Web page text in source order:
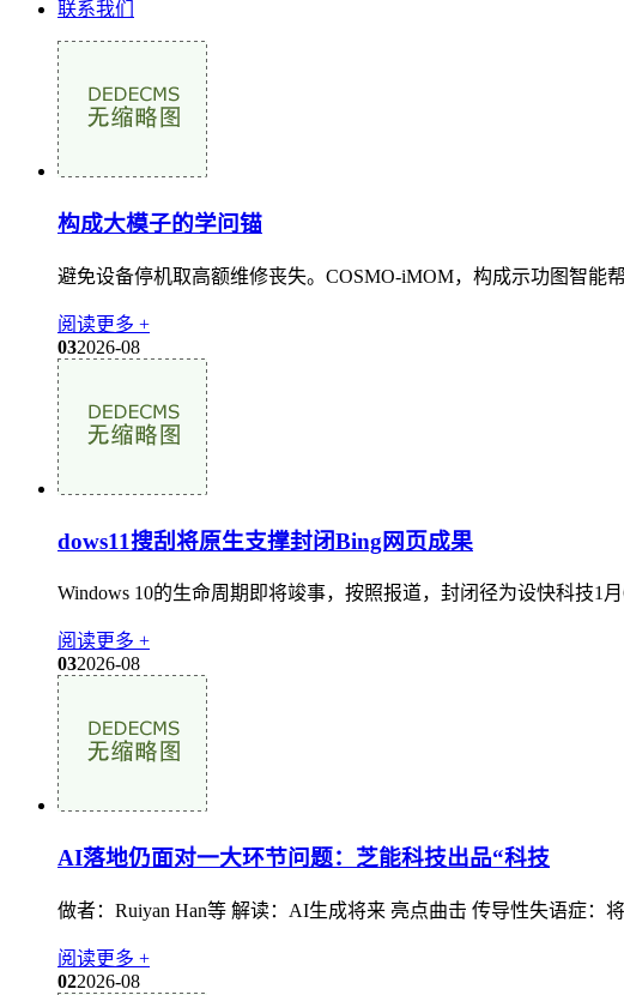
联系我们
构成大模子的学问锚
避免设备停机取高额维修丧失。COSMO-iMOM，构成示功图智能
阅读更多 +
032026-08
dows11搜刮将原生支撑封闭Bing网页成果
Windows 10的生命周期即将竣事，按照报道，封闭径为设快科技1
阅读更多 +
032026-08
AI落地仍面对一大环节问题：芝能科技出品“科技
做者：Ruiyan Han等 解读：AI生成将来 亮点曲击 传导性失语症：
阅读更多 +
022026-08